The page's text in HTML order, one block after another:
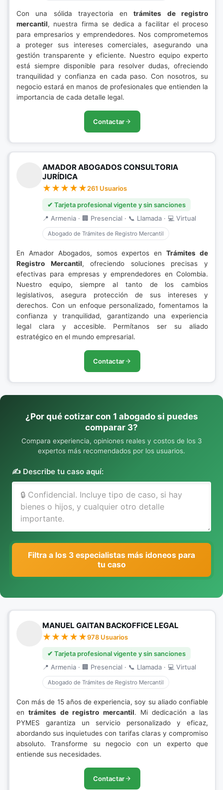
Con una sólida trayectoria entrámites de registro
mercantil, nuestra firma se dedica a facilitar el proceso
para empresarios y emprendedores. Nos comprometemos
a proteger sus intereses comerciales, asegurando una
gestión transparente y eficiente. Nuestro equipo experto
está siempre disponible para resolver dudas, ofreciendo
tranquilidad y confianza en cada paso. Con nosotros, su
negocio estará en manos de profesionales que entienden la
importancia de cada detalle legal.
Contactar
AMADOR ABOGADOS CONSULTORIA
JURÍDICA
261 Usuarios
✔ Tarjeta profesional vigente y sin sanciones
📍 Armenia · 🏢 Presencial · 📞 Llamada · 💻 Virtual
Abogado de Trámites de Registro Mercantil
En Amador Abogados, somos expertos enTrámites de
Registro Mercantil, ofreciendo soluciones precisas y
efectivas para empresas y emprendedores en Colombia.
Nuestro equipo, siempre al tanto de los cambios
legislativos, asegura protección de sus intereses y
derechos. Con un enfoque personalizado, fomentamos la
confianza y tranquilidad, garantizando una experiencia
legal clara y accesible. Permítanos ser su aliado
estratégico en el mundo empresarial.
Contactar
¿Por qué cotizar con 1 abogado si puedes
comparar 3?
Compara experiencia, opiniones reales y costos de los 3
expertos más recomendados por los usuarios.
✍️ Describe tu caso aquí:
Filtra a los 3 especialistas más idoneos para
tu caso
MANUEL GAITAN BACKOFFICE LEGAL
978 Usuarios
✔ Tarjeta profesional vigente y sin sanciones
📍 Armenia · 🏢 Presencial · 📞 Llamada · 💻 Virtual
Abogado de Trámites de Registro Mercantil
Con más de 15 años de experiencia, soy su aliado confiable
entrámites de registro mercantil. Mi dedicación a las
PYMES garantiza un servicio personalizado y eficaz,
abordando sus inquietudes con tarifas claras y compromiso
absoluto. Transforme su negocio con un experto que
entiende sus necesidades.
Contactar